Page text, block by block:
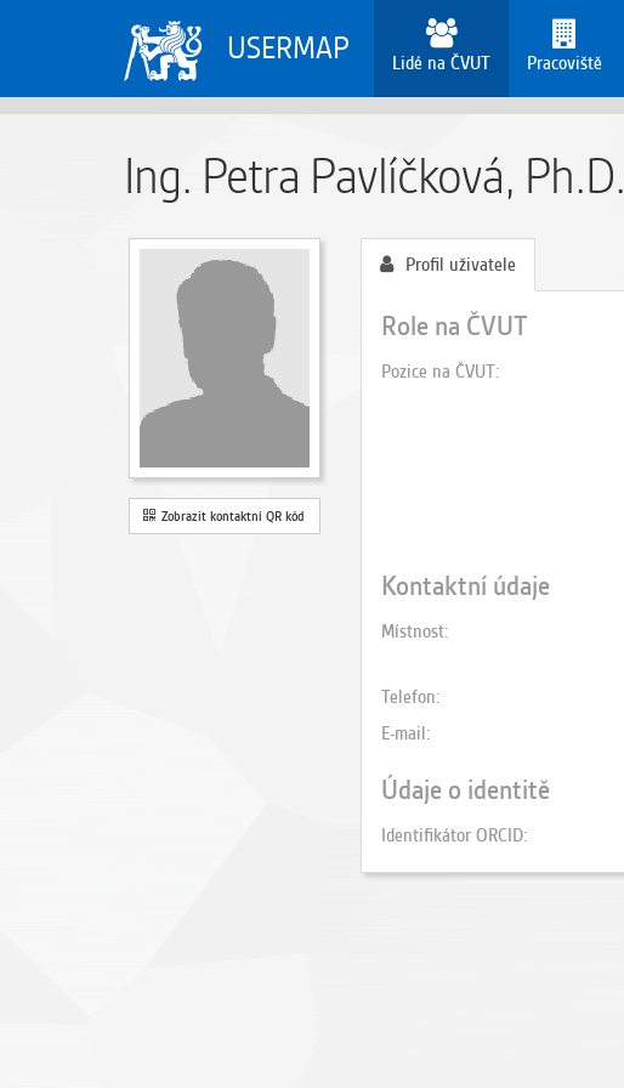
USERMAP Lidé na ČVUT Pracoviště
Ing. Petra Pavlíčková, Ph.D.
Zobrazit kontaktní QR kód
Profil uživatele
Role na ČVUT
Pozice na ČVUT
Kontaktní údaje
Místnost
Telefon
E-mail
Údaje o identitě
Identifikátor ORCID